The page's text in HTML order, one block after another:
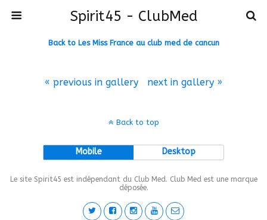
Spirit45 - ClubMed
Back to Les Miss France au club med de cancun
« previous in gallery next in gallery »
Back to top
Mobile Desktop
Le site Spirit45 est indépendant du Club Med. Club Med est une marque
déposée.